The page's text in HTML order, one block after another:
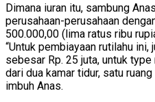
Dimana iuran itu, sambung
perusahaan-perusahaan
500.000,00 (lima ratus ribu
“Untuk pembiayaan rutilahu ini,
sebesar Rp. 25 juta, untuk
dari dua kamar tidur, satu
imbuh Anas.